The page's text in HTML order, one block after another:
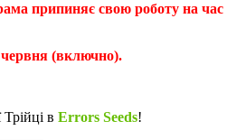
припиняє свою роботу на час
(включно).
в Errors Seeds!